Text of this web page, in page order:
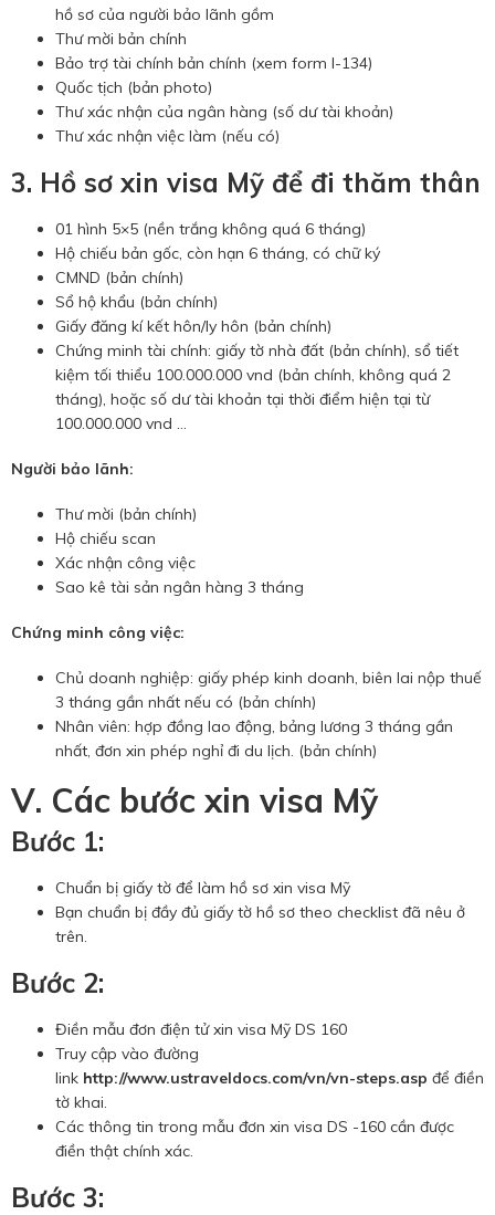
hồ sơ của người bảo lãnh gồm
Thư mời bản chính
Bảo trợ tài chính bản chính (xem form I-134)
Quốc tịch (bản photo)
Thư xác nhận của ngân hàng (số dư tài khoản)
Thư xác nhận việc làm (nếu có)
3. Hồ sơ xin visa Mỹ để đi thăm thân
01 hình 5×5 (nền trắng không quá 6 tháng)
Hộ chiếu bản gốc, còn hạn 6 tháng, có chữ ký
CMND (bản chính)
Sổ hộ khẩu (bản chính)
Giấy đăng kí kết hôn/ly hôn (bản chính)
Chứng minh tài chính: giấy tờ nhà đất (bản chính), sổ tiết
kiệm tối thiểu 100.000.000 vnd (bản chính, không quá 2
tháng), hoặc số dư tài khoản tại thời điểm hiện tại từ
100.000.000 vnd …
Người bảo lãnh:
Thư mời (bản chính)
Hộ chiếu scan
Xác nhận công việc
Sao kê tài sản ngân hàng 3 tháng
Chứng minh công việc:
Chủ doanh nghiệp: giấy phép kinh doanh, biên lai nộp thuế
3 tháng gần nhất nếu có (bản chính)
Nhân viên: hợp đồng lao động, bảng lương 3 tháng gần
nhất, đơn xin phép nghỉ đi du lịch. (bản chính)
V. Các bước xin visa Mỹ
Bước 1:
Chuẩn bị giấy tờ để làm hồ sơ xin visa Mỹ
Bạn chuẩn bị đầy đủ giấy tờ hồ sơ theo checklist đã nêu ở
trên.
Bước 2:
Điền mẫu đơn điện tử xin visa Mỹ DS 160
Truy cập vào đường
link http://www.ustraveldocs.com/vn/vn-steps.asp để điền
tờ khai.
Các thông tin trong mẫu đơn xin visa DS -160 cần được
điền thật chính xác.
Bước 3: